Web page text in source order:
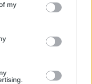
my